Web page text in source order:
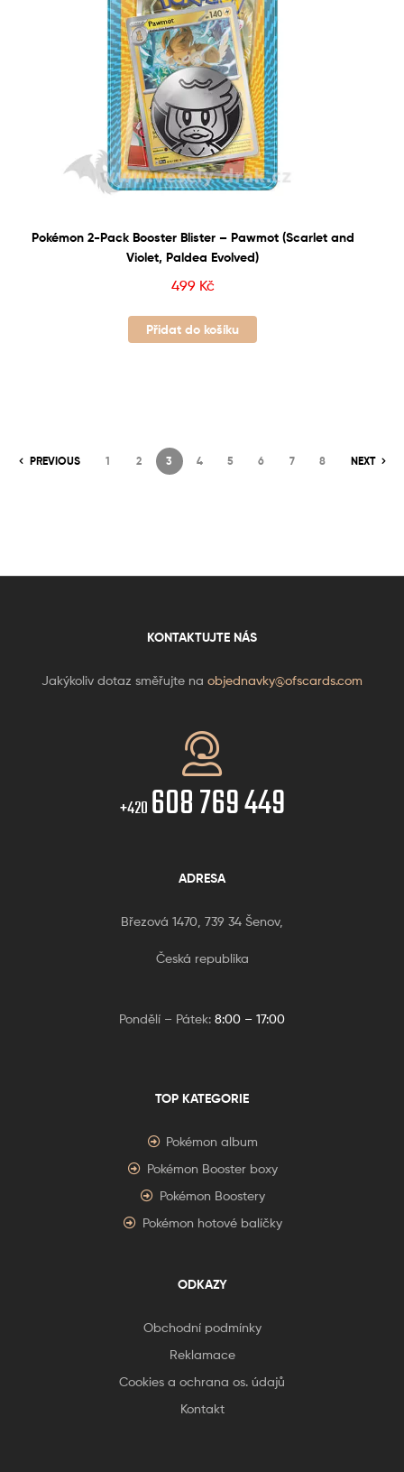
Pokémon 2-Pack Booster Blister – Pawmot (Scarlet and
Violet, Paldea Evolved)
499 Kč
Přidat do košíku
PREVIOUS 1 2 3 4 5 6 7 8 NEXT
KONTAKTUJTE NÁS
Jakýkoliv dotaz směřujte na objednavky@ofscards.com
+420 608 769 449
ADRESA
Březová 1470, 739 34 Šenov,
Česká republika
Pondělí – Pátek: 8:00 – 17:00
TOP KATEGORIE
Pokémon album
Pokémon Booster boxy
Pokémon Boostery
Pokémon hotové balíčky
ODKAZY
Obchodní podmínky
Reklamace
Cookies a ochrana os. údajů
Kontakt